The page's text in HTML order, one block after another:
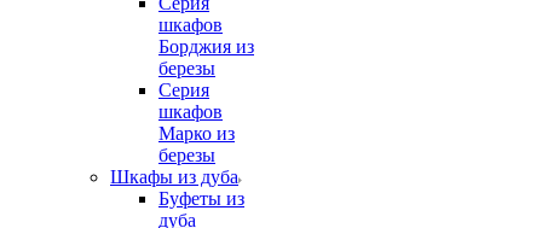
шкафов
Борджия из
березы
Серия
шкафов
Марко из
березы
Шкафы из дуба
Буфеты из
дуба